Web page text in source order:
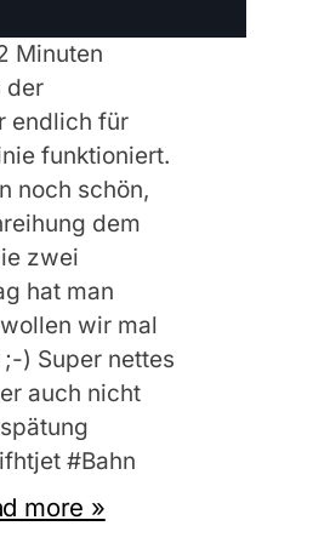
Minuten
der
endlich für
funktioniert.
noch schön,
dem
zwei
hat man
wir mal
) Super nettes
auch nicht
#Bahn
more »